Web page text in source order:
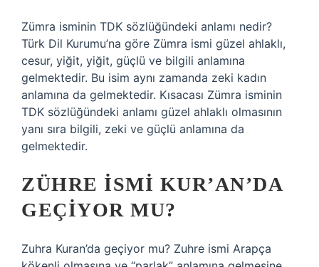
Zümra isminin TDK sözlüğündeki anlamı nedir?
Türk Dil Kurumu’na göre Zümra ismi güzel ahlaklı,
cesur, yiğit, yiğit, güçlü ve bilgili anlamına
gelmektedir. Bu isim aynı zamanda zeki kadın
anlamına da gelmektedir. Kısacası Zümra isminin
TDK sözlüğündeki anlamı güzel ahlaklı olmasının
yanı sıra bilgili, zeki ve güçlü anlamına da
gelmektedir.
ZÜHRE ISMI KUR’AN’DA
GEÇIYOR MU?
Zuhra Kuran’da geçiyor mu? Zuhre ismi Arapça